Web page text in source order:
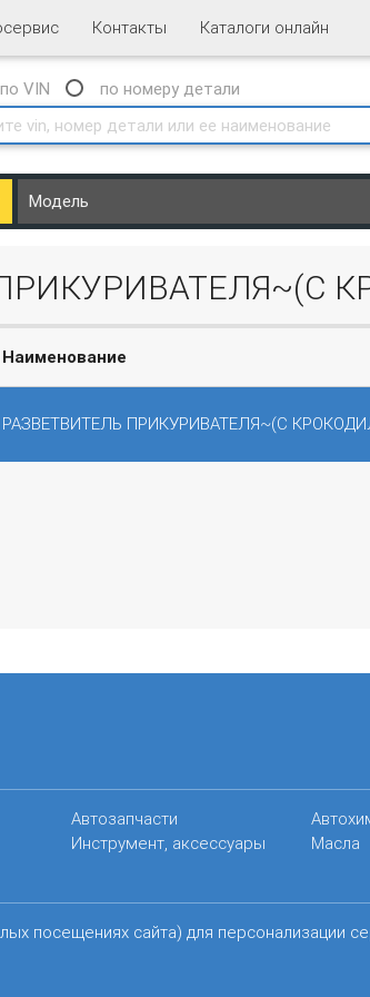
Контакты Каталоги онлайн
по VIN
по номеру детали
ПРИКУРИВАТЕЛЯ~(С
Наименование
РАЗВЕТВИТЕЛЬ ПРИКУРИВАТЕЛЯ~(С
Автозапчасти
Инструмент, аксессуары
Масла
посещениях сайта) для персонализации